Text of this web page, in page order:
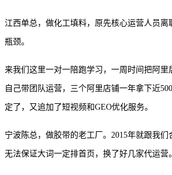
江西单总，做化工填料，原先核心运营人员离
瓶颈。
来我们这里一对一陪跑学习，一周时间把阿里
自己带团队运营，三个阿里店铺一年拿下近
定了，又追加了短视频和GEO优化服务。
宁波陈总，做胶带的老工厂。2015年就跟我们
无法保证大词一定排首页，换了好几家代运营。